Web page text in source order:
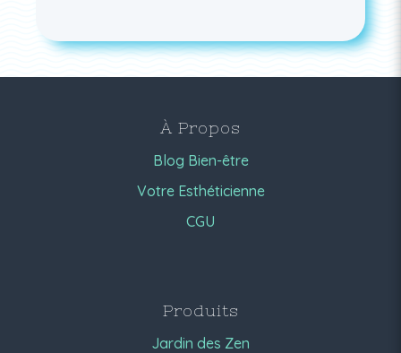
Produits
Jardin des Zen
À Propos
Blog Bien-être
Votre Esthéticienne
CGU